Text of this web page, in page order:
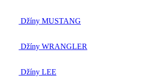
Džíny MUSTANG
Džíny WRANGLER
Džíny LEE